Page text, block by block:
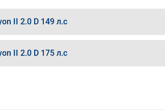
II 2.0 D 149 л.с
II 2.0 D 175 л.с